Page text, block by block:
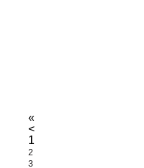
«
<
1
2
3